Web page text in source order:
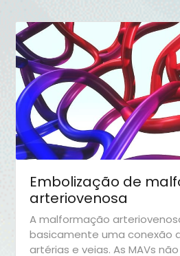
Embolização de
arteriovenosa
A malformação
basicamente uma conexão
artérias e veias. As MAVs